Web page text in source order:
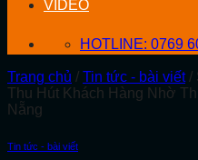
VIDEO
HOTLINE: 0769
Trang chủ / Tin tức - bài viết /
Thu Hút Khách Hàng Nhờ
Nẵng
Tin tức - bài viết